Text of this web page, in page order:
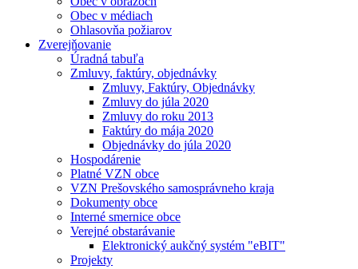
Obec v médiach
Ohlasovňa požiarov
Zverejňovanie
Úradná tabuľa
Zmluvy, faktúry, objednávky
Zmluvy, Faktúry, Objednávky
Zmluvy do júla 2020
Zmluvy do roku 2013
Faktúry do mája 2020
Objednávky do júla 2020
Hospodárenie
Platné VZN obce
VZN Prešovského samosprávneho kraja
Dokumenty obce
Interné smernice obce
Verejné obstarávanie
Elektronický aukčný systém "eBIT"
Projekty